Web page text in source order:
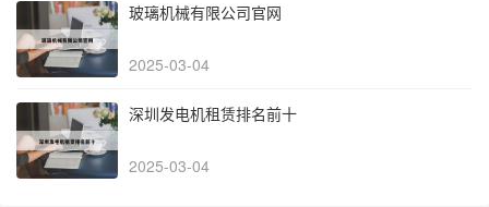
玻璃机械有限公司官网
2025-03-04
深圳发电机租赁排名前十
2025-03-04